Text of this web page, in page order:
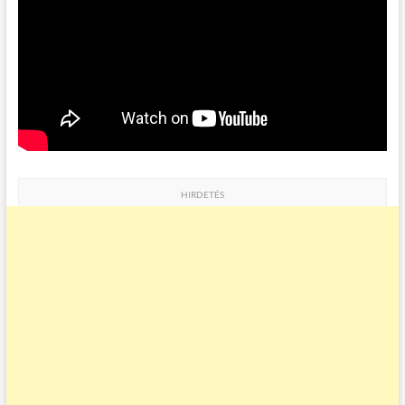
HIRDETÉS